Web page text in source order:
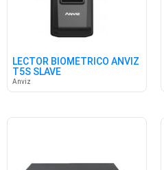
LECTOR BIOMÉTRICO ANVIZ
T5S SLAVE
Anviz